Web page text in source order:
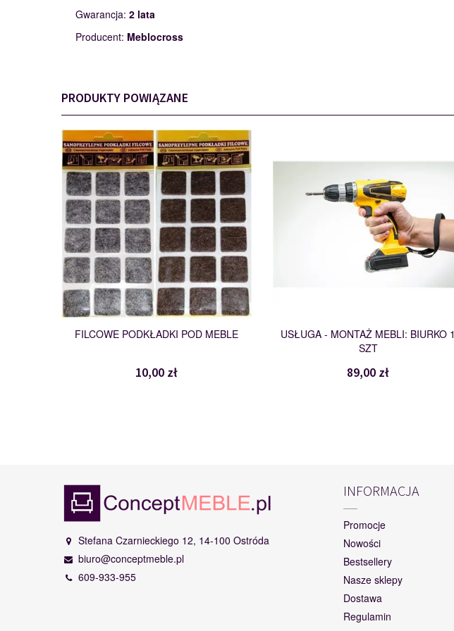
Gwarancja: 2 lata
Producent: Meblocross
PRODUKTY POWIĄZANE
PODKŁADKI
110562
FILCOWE PODKŁADKI POD MEBLE
10,00 zł
USŁUGA - MONTAŻ MEBLI: BIURKO 1
SZT
89,00 zł
Stefana Czarnieckiego 12, 14-100 Ostróda
biuro@conceptmeble.pl
609-933-955
INFORMACJA
Promocje
Nowości
Bestsellery
Nasze sklepy
Dostawa
Regulamin